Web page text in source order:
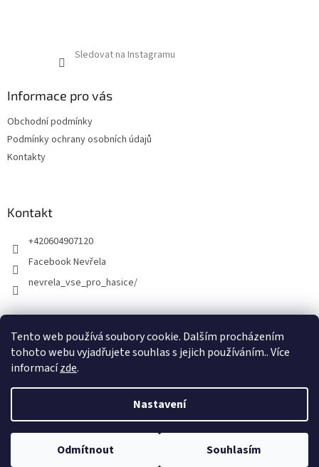
Tento web používá soubory cookie. Dalším procházením
tohoto webu vyjadřujete souhlas s jejich používáním.. Více
informacízde.
Nastavení
Odmítnout Souhlasím
Sledovat na Instagramu
Informace pro vás
Obchodní podmínky
Podmínky ochrany osobních údajů
Kontakty
Kontakt
+420604907120
Facebook Nevřela
nevrela_vse_pro_hasice/
Vytvořil Shoptet
Copyright 2026Kamil Nevřela . Všechna práva vyhrazena.